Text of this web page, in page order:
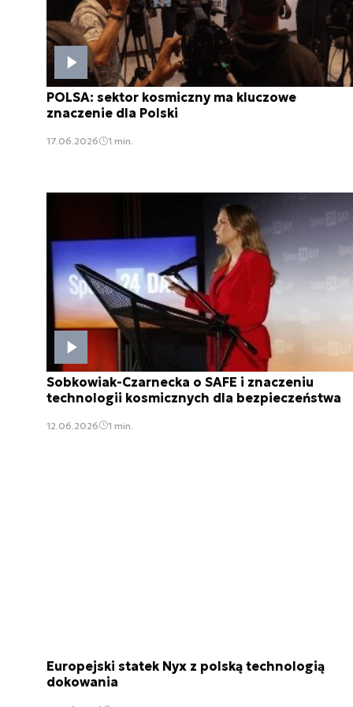
POLSA: sektor kosmiczny ma kluczowe
znaczenie dla Polski
17.06.2026 1 min.
Sobkowiak-Czarnecka o SAFE i znaczeniu
technologii kosmicznych dla bezpieczeństwa
12.06.2026 1 min.
Europejski statek Nyx z polską technologią
dokowania